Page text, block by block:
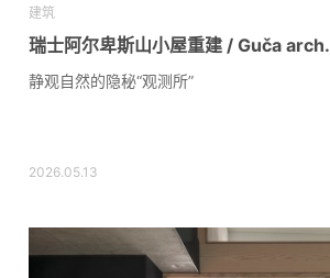
建筑
瑞士阿尔卑斯山小屋重建 / Guča arch.
静观自然的隐秘“观测所”
2026.05.13